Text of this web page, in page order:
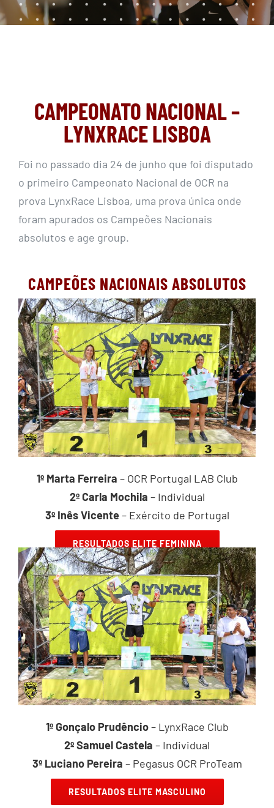
CAMPEONATO NACIONAL –
LYNXRACE LISBOA
Foi no passado dia 24 de junho que foi disputado
o primeiro Campeonato Nacional de OCR na
prova LynxRace Lisboa, uma prova única onde
foram apurados os Campeões Nacionais
absolutos e age group.
CAMPEÕES NACIONAIS ABSOLUTOS
1º Marta Ferreira – OCR Portugal LAB Club
2º Carla Mochila – Individual
3º Inês Vicente– Exército de Portugal
RESULTADOS ELITE FEMININA
1º Gonçalo Prudêncio– LynxRace Club
2º Samuel Castela – Individual
3º Luciano Pereira – Pegasus OCR ProTeam
RESULTADOS ELITE MASCULINO